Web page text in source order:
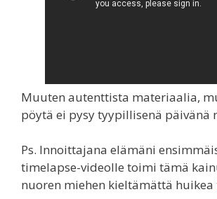
Muuten autenttista materiaalia,
pöytä ei pysy tyypillisenä päivänä
Ps. Innoittajana elämäni
timelapse-videolle toimi tämä
nuoren miehen kieltämättä huikea